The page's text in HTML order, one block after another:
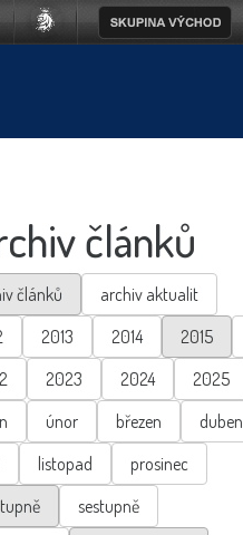
článků
článků
archiv aktualit
2013 2014 2015
2023 2024 2025
únor březen duben
listopad
prosinec
sestupně